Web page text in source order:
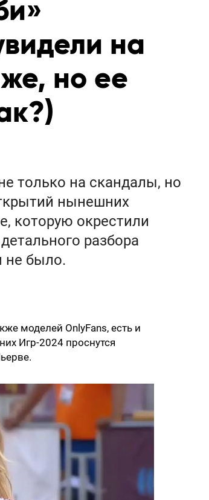
на
но ее
только на скандалы, но
нынешних
которую окрестили
разбора
не было.
моделей OnlyFans, есть и
Игр-2024 проснутся